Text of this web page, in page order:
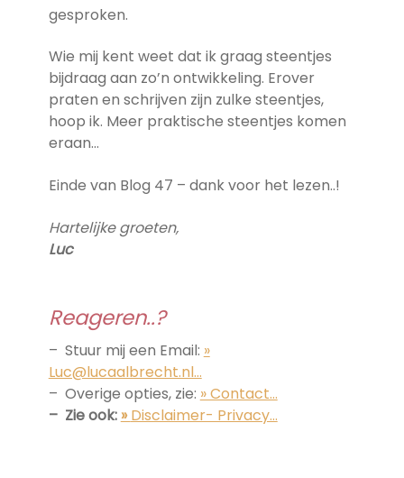
gesproken.
Wie mij kent weet dat ik graag steentjes
bijdraag aan zo’n ontwikkeling. Erover
praten en schrijven zijn zulke steentjes,
hoop ik. Meer praktische steentjes komen
eraan…
Einde van Blog 47 – dank voor het lezen..!
Hartelijke groeten,
Luc
Reageren..?
– Stuur mij een Email: »
Luc@lucaalbrecht.nl…
– Overige opties, zie: » Contact…
– Zie ook:»Disclaimer- Privacy…